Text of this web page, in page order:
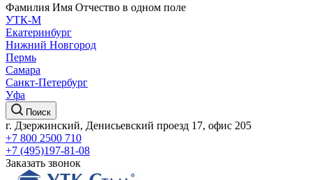
Фамилия Имя Отчество в одном поле
УТК-М
Екатеринбург
Нижний Новгород
Пермь
Самара
Санкт-Петербург
Уфа
Поиск
г. Дзержинский, Денисьевский проезд 17, офис 205
+7 800 2500 710
+7 (495)197-81-08
Заказать звонок